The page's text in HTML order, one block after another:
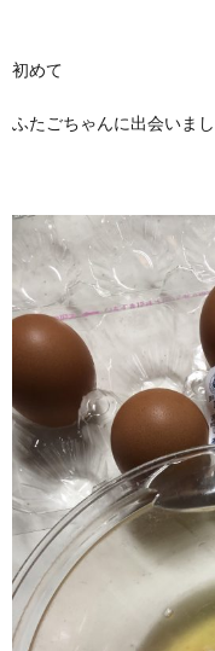
初めて
ふたごちゃんに出会いまし